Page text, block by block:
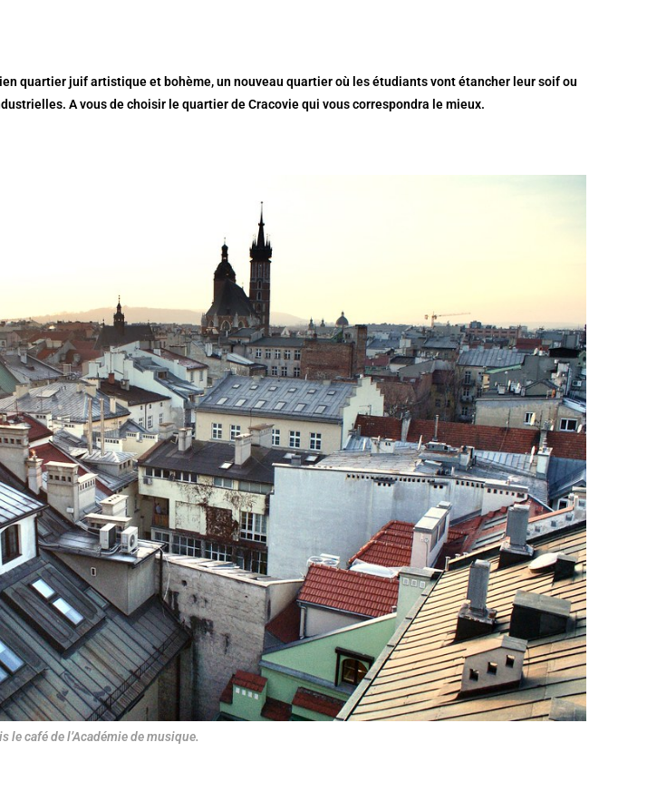
quartier juif artistique et bohème, un nouveau quartier où les étudiants vont étancher leur soif ou
A vous de choisir le quartier de Cracovie qui vous correspondra le mieux.
le café de l’Académie de musique.